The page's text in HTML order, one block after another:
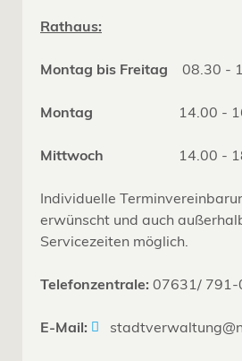
Rathaus:
Montag bis Freitag 08.30 -
Montag 14.00 -
Mittwoch 14.00 -
Individuelle
erwünscht und auch
Servicezeiten möglich.
Telefonzentrale: 07631/ 791-
E-Mail: